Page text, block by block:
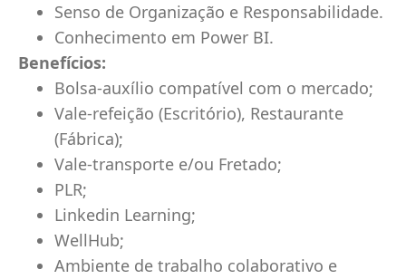
Senso de Organização e Responsabilidade.
Conhecimento em Power BI.
Benefícios:
Bolsa-auxílio compatível com o mercado;
Vale-refeição (Escritório), Restaurante
(Fábrica);
Vale-transporte e/ou Fretado;
PLR;
Linkedin Learning;
WellHub;
Ambiente de trabalho colaborativo e